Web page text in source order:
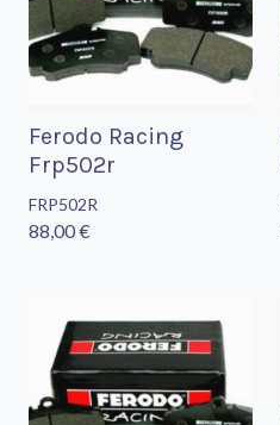
Ferodo Racing
Frp502r
FRP502R
88,00 €